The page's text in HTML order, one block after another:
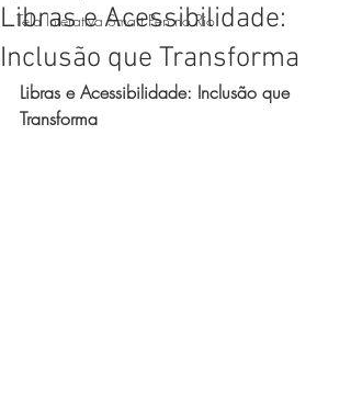
Tela Interativa Smart Pen no Rio
Libras e Acessibilidade:
Inclusão que Transforma
Libras e Acessibilidade: Inclusão que
Transforma